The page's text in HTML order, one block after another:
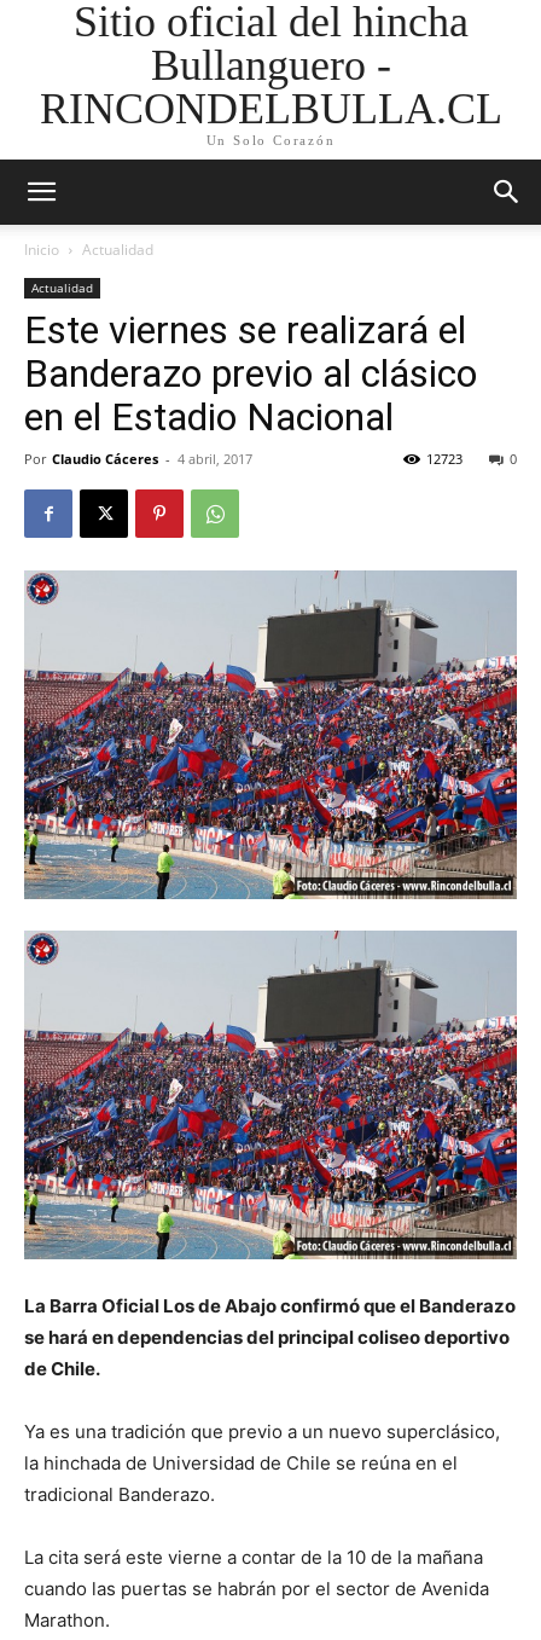
Sitio oficial del hincha
Bullanguero -
RINCONDELBULLA.CL
Un Solo Corazón
Inicio Actualidad
Actualidad
Este viernes se realizará el
Banderazo previo al clásico
en el Estadio Nacional
Por Claudio Cáceres - 4 abril, 2017 0
12723
La Barra Oficial Los de Abajo confirmó que el Banderazo
se hará en dependencias del principal coliseo deportivo
de Chile.
Ya es una tradición que previo a un nuevo superclásico,
la hinchada de Universidad de Chile se reúna en el
tradicional Banderazo.
La cita será este vierne a contar de la 10 de la mañana
cuando las puertas se habrán por el sector de Avenida
Marathon.